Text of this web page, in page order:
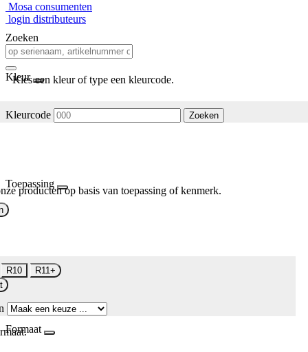
Mosa consumenten
login distributeurs
Zoeken
Kleur
Kies een kleur of type een kleurcode.
Kleurcode Zoeken
Toepassing
producten op basis van toepassing of kenmerk.
R10
R11+
Formaat